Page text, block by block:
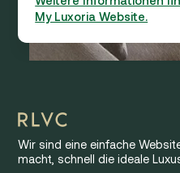
My Luxoria Website.
Wir sind eine einfache
macht, schnell die ideale